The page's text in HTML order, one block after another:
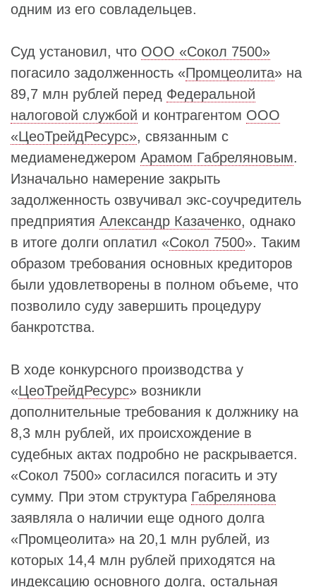
одним из его совладельцев.
Суд установил, что ООО «Сокол 7500»
погасило задолженность «Промцеолита» на
89,7 млн рублей перед Федеральной
налоговой службой и контрагентом ООО
«ЦеоТрейдРесурс», связанным с
медиаменеджером Арамом Габреляновым.
Изначально намерение закрыть
задолженность озвучивал экс-соучредитель
предприятия Александр Казаченко, однако
в итоге долги оплатил «Сокол 7500». Таким
образом требования основных кредиторов
были удовлетворены в полном объеме, что
позволило суду завершить процедуру
банкротства.
В ходе конкурсного производства у
«ЦеоТрейдРесурс» возникли
дополнительные требования к должнику на
8,3 млн рублей, их происхождение в
судебных актах подробно не раскрывается.
«Сокол 7500» согласился погасить и эту
сумму. При этом структура Габрелянова
заявляла о наличии еще одного долга
«Промцеолита» на 20,1 млн рублей, из
которых 14,4 млн рублей приходятся на
индексацию основного долга, остальная